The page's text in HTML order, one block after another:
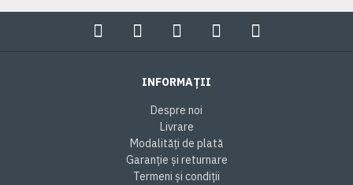
INFORMAȚII
Despre noi
Livrare
Modalități de plată
Garanție și returnare
Termeni și condiții